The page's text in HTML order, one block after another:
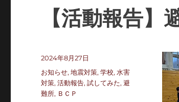
【活動報告
投
稿
日:
2024年8月27日
カ
テ
ゴ
お知らせ,地震対策,学校, 水害
対策,活動報告,試してみた,避
難所, ＢＣＰ